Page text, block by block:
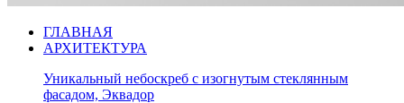
ГЛАВНАЯ
АРХИТЕКТУРА
Уникальный небоскреб с изогнутым стеклянным
фасадом, Эквадор